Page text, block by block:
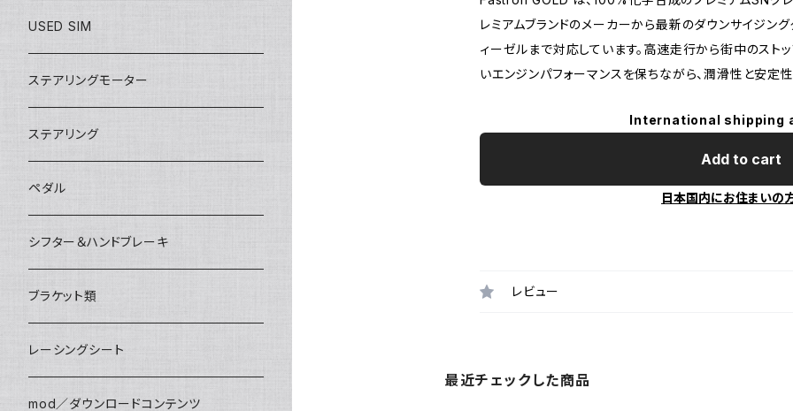
レミアムブランドのメーカーから最新のダウンサイジン
ィーゼルまで対応しています。高速走行から街中のスト
いエンジンパフォーマンスを保ちながら、潤滑性と安定性
International shipping
Add to cart
日本国内にお住まいの
レビュー
最近チェックした商品
シート
ステアリング
SIMアイテム
アパレル
USED SIM
ステアリングモーター
ステアリング
ペダル
シフター＆ハンドブレーキ
ブラケット類
レーシングシート
mod／ダウンロードコンテンツ